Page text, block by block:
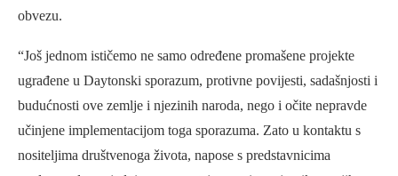
obvezu.
“Još jednom ističemo ne samo određene promašene projekte
ugrađene u Daytonski sporazum, protivne povijesti, sadašnjosti i
budućnosti ove zemlje i njezinih naroda, nego i očite nepravde
učinjene implementacijom toga sporazuma. Zato u kontaktu s
nositeljima društvenoga života, napose s predstavnicima